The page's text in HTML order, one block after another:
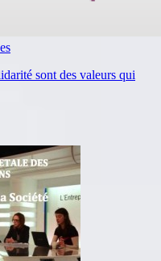
sont des valeurs qui